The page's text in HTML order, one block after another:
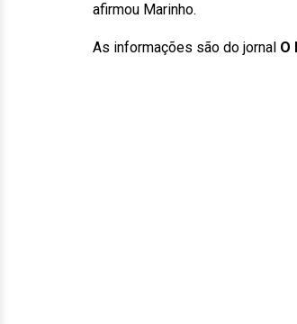
afirmou Marinho.
As informações são do jornal O